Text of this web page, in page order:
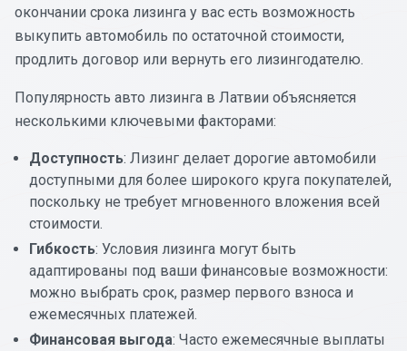
окончании срока лизинга у вас есть возможность
выкупить автомобиль по остаточной стоимости,
продлить договор или вернуть его лизингодателю.
Популярность авто лизинга в Латвии объясняется
несколькими ключевыми факторами:
Доступность: Лизинг делает дорогие автомобили
доступными для более широкого круга покупателей,
поскольку не требует мгновенного вложения всей
стоимости.
Гибкость: Условия лизинга могут быть
адаптированы под ваши финансовые возможности:
можно выбрать срок, размер первого взноса и
ежемесячных платежей.
Финансовая выгода: Часто ежемесячные выплаты